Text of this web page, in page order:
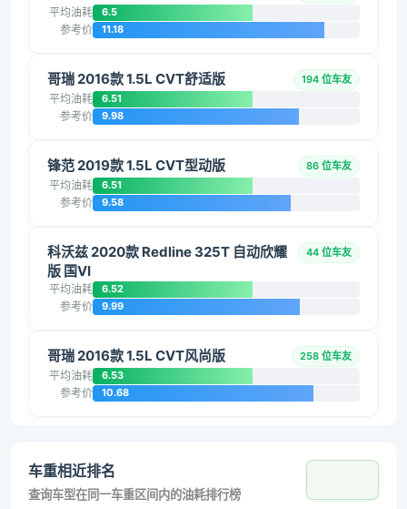
平均油耗 6.5
参考价 11.18
哥瑞 2016款 1.5L CVT舒适版 194 位车友
平均油耗 6.51
参考价 9.98
锋范 2019款 1.5L CVT型动版 86 位车友
平均油耗 6.51
参考价 9.58
科沃兹 2020款 Redline 325T 自动欣耀
版 国VI
44 位车友
平均油耗 6.52
参考价 9.99
哥瑞 2016款 1.5L CVT风尚版 258 位车友
平均油耗 6.53
参考价 10.68
车重相近排名
查询车型在同一车重区间内的油耗排行榜